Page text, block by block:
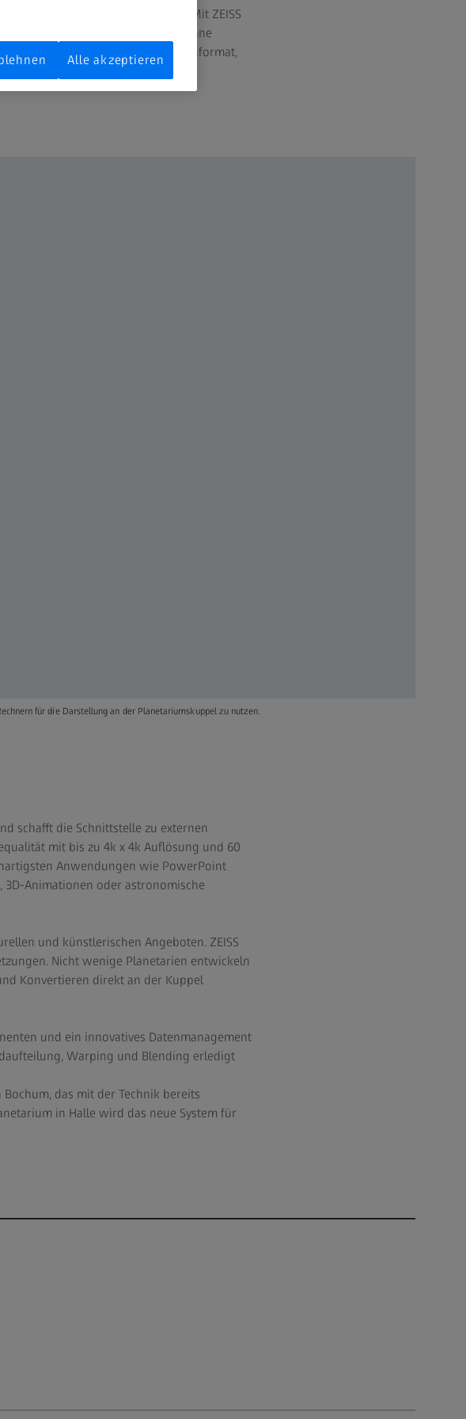
installiert sind. Mit ZEISS
Applikationen direkt und ohne
mit der Bildausgabe im Fischaugenformat,
für die Darstellung an der Planetariumskuppel zu nutzen.
schafft die Schnittstelle zu externen
mit bis zu 4k x 4k Auflösung und 60
Anwendungen wie PowerPoint
Animationen oder astronomische
und künstlerischen Angeboten. ZEISS
Nicht wenige Planetarien entwickeln
Konvertieren direkt an der Kuppel
und ein innovatives Datenmanagement
Warping und Blending erledigt
Bochum, das mit der Technik bereits
in Halle wird das neue System für
Alle akzeptieren